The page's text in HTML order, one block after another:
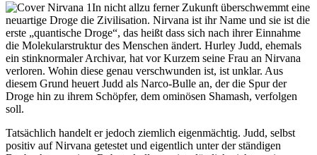
In nicht allzu ferner Zukunft überschwemmt eine
neuartige Droge die Zivilisation. Nirvana ist ihr Name und sie ist die
erste „quantische Droge“, das heißt dass sich nach ihrer Einnahme
die Molekularstruktur des Menschen ändert. Hurley Judd, ehemals
ein stinknormaler Archivar, hat vor Kurzem seine Frau an Nirvana
verloren. Wohin diese genau verschwunden ist, ist unklar. Aus
diesem Grund heuert Judd als Narco-Bulle an, der die Spur der
Droge hin zu ihrem Schöpfer, dem ominösen Shamash, verfolgen
soll.
Tatsächlich handelt er jedoch ziemlich eigenmächtig. Judd, selbst
positiv auf Nirvana getestet und eigentlich unter der ständigen